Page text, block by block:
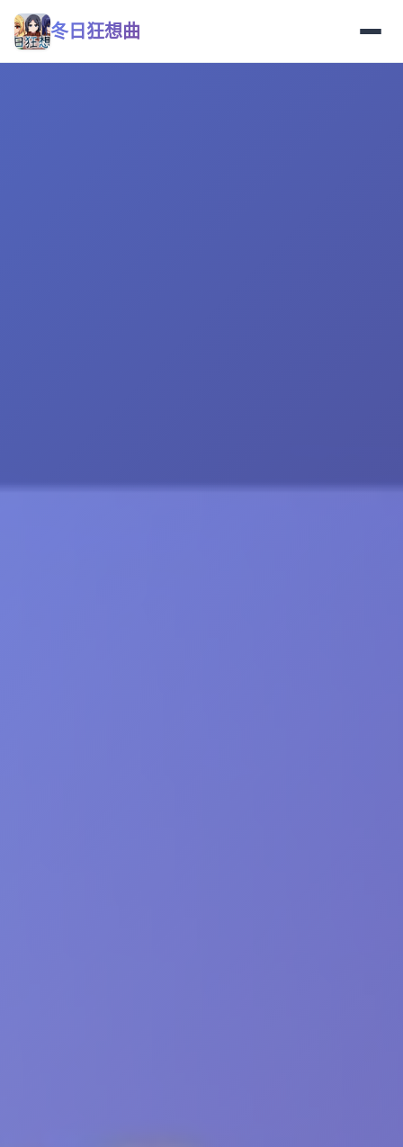
冬日狂想曲